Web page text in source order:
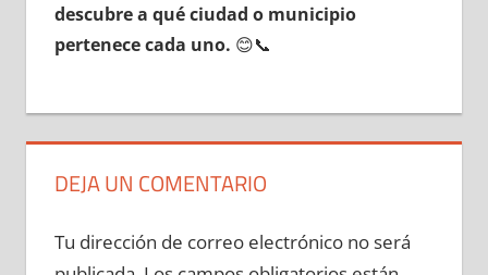
descubre а qué ciudad ο municipio
pertenece cada uno. 😊📞
DEJA UN COMENTARIO
Tu dirección de correo electrónico no será